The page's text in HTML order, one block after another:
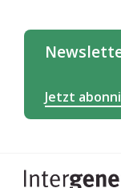
Jetzt